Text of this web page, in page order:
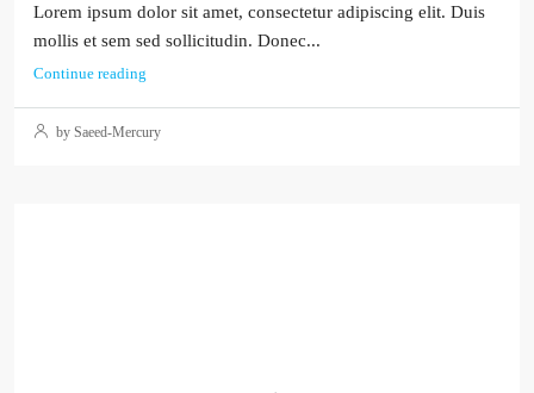
Lorem ipsum dolor sit amet, consectetur adipiscing elit. Duis
mollis et sem sed sollicitudin. Donec...
Continue reading
by Saeed-Mercury